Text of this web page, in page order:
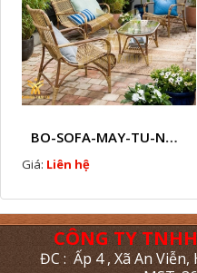
BO-SOFA-MAY-TU-NHIEN-HTT - M6
Giá: Liên hệ
CÔNG TY
ĐC : Ấp 4 , Xã An